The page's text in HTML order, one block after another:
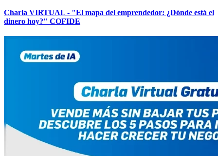
Charla VIRTUAL - "El mapa del emprendedor: ¿Dónde está el
dinero hoy?" COFIDE